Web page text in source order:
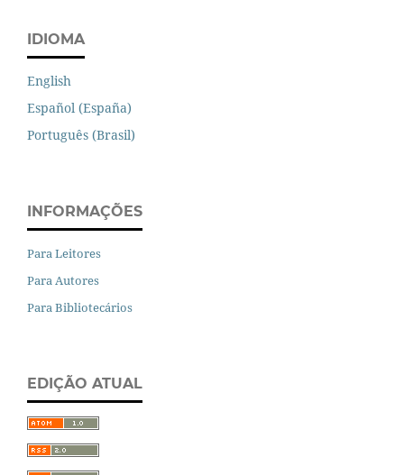
IDIOMA
English
Español (España)
Português (Brasil)
INFORMAÇÕES
Para Leitores
Para Autores
Para Bibliotecários
EDIÇÃO ATUAL